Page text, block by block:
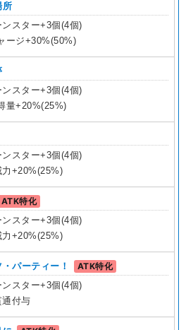
所
ンスター+3個(4個)
ージ+30%(50%)
ンスター+3個(4個)
量+20%(25%)
ンスター+3個(4個)
力+20%(25%)
ATK特化
ンスター+3個(4個)
力+20%(25%)
パーティー！
ATK特化
ンスター+3個(4個)
通付与